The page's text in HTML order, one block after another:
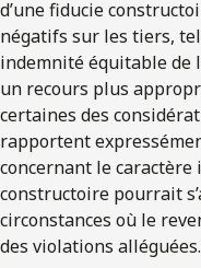
d’une fiducie
négatifs sur les tiers,
indemnité équitable de
un recours plus
certaines des
rapportent
concernant le caractère
constructoire pourrait
circonstances où le
des violations alléguées.